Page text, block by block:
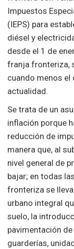
Impuestos
(IEPS) para
diésel y
desde el 1 de
franja fronteriza,
cuando menos el
actualidad.
Se trata de un
inflación porque
reducción de
manera que, al
nivel general de
bajar; en todas
fronteriza se
urbano integral
suelo, la
pavimentación
guarderías,